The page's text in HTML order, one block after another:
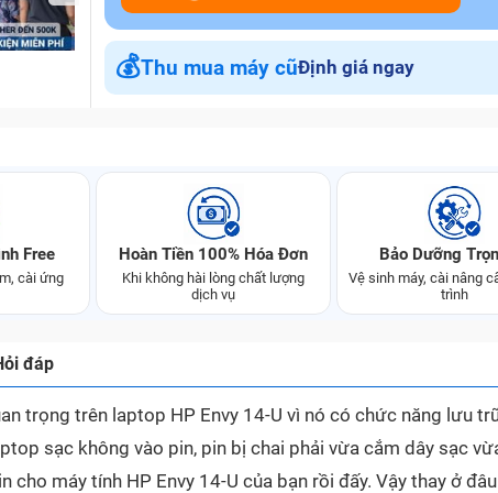
💰Thu mua máy cũĐịnh giá ngay
Free
cài ứng
Hoàn Tiền 100% Hóa Đơn
Khi không hài lòng chất lượng
dịch vụ
Bảo Dưỡng
Vệ sinh máy, cài nâng
trình
đáp
trọng trên laptop HP Envy 14-U vì nó có chức năng lưu
sạc không vào pin, pin bị chai phải vừa cắm dây sạc
cho máy tính HP Envy 14-U của bạn rồi đấy. Vậy thay ở đâu